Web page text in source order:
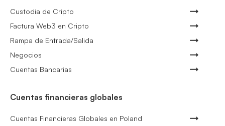
Custodia de Cripto
Factura Web3 en Cripto
Rampa de Entrada/Salida
Negocios
Cuentas Bancarias
Cuentas financieras globales
Cuentas Financieras Globales en Poland